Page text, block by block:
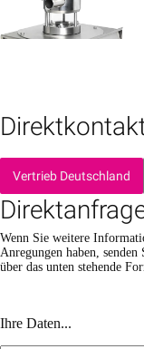
Vertrieb Deutschland
Wenn Sie weitere
Anregungen haben,
über das unten stehende
Ihre Daten...